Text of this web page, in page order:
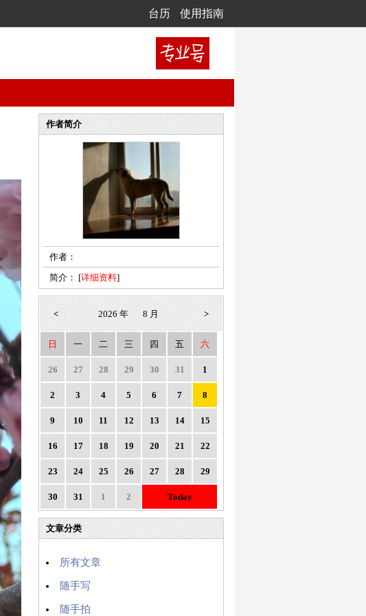
台历 使用指南
作者简介
作者：
简介： [详细资料]
< 2026 年 8 月 >
日 一 二 三 四 五 六
26 27 28 29 30 31 1
2 3 4 5 6 7 8
9 10 11 12 13 14 15
16 17 18 19 20 21 22
23 24 25 26 27 28 29
30 31 1 2 Today
文章分类
所有文章
随手写
随手拍